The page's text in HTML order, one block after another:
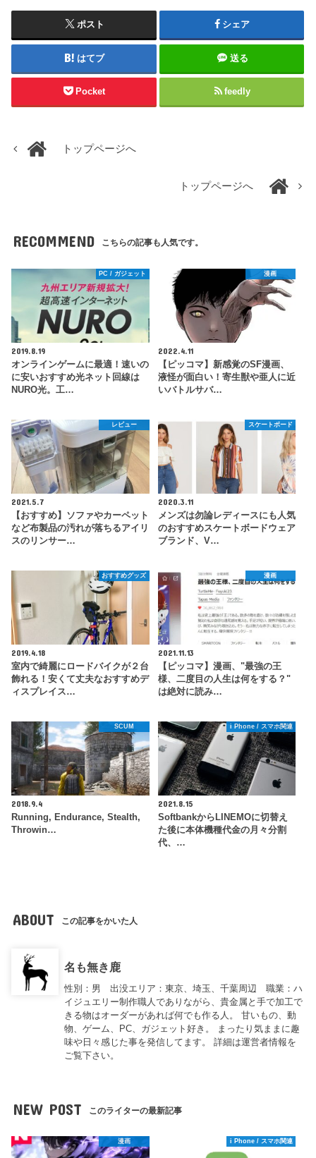
ポスト シェア
はてブ 送る
Pocket feedly
トップページへ
トップページへ
RECOMMEND こちらの記事も人気です。
PC / ガジェット
2019.8.19
オンラインゲームに最適！速いの
に安いおすすめ光ネット回線は
NURO光。工…
漫画
2022.4.11
【ピッコマ】新感覚のSF漫画、
液怪が面白い！寄生獣や亜人に近
いバトルサバ…
レビュー
2021.5.7
【おすすめ】ソファやカーペット
など布製品の汚れが落ちるアイリ
スのリンサー…
スケートボード
2020.3.11
メンズは勿論レディースにも人気
のおすすめスケートボードウェア
ブランド、V…
おすすめグッズ
2019.4.18
室内で綺麗にロードバイクが２台
飾れる！安くて丈夫なおすすめデ
ィスプレイス…
漫画
2021.11.13
【ピッコマ】漫画、"最強の王
様、二度目の人生は何をする？"
は絶対に読み…
SCUM
2018.9.4
Running, Endurance, Stealth,
Throwin…
i Phone / スマホ関連
2021.8.15
SoftbankからLINEMOに切替え
た後に本体機種代金の月々分割
代、…
ABOUT この記事をかいた人
名も無き鹿
性別：男 出没エリア：東京、埼玉、千葉周辺 職業：ハ
イジュエリー制作職人でありながら、貴金属と手で加工で
きる物はオーダーがあれば何でも作る人。 甘いもの、動
物、ゲーム、PC、ガジェット好き。 まったり気ままに趣
味や日々感じた事を発信してます。 詳細は運営者情報を
ご覧下さい。
NEW POST このライターの最新記事
漫画 i Phone / スマホ関連